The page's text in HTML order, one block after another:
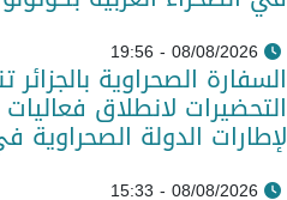
08/08/2026 - 19:56
السفارة الصحراوية
التحضيرات لانطلاق
لإطارات الدولة الصحراوية
08/08/2026 - 15:33